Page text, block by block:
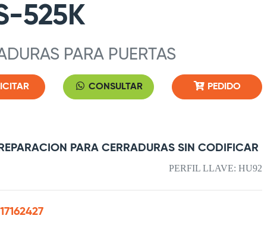
525K
PARA PUERTAS
CONSULTAR PEDIDO
PARA CERRADURAS SIN CODIFICAR
PERFIL LLAVE: HU92